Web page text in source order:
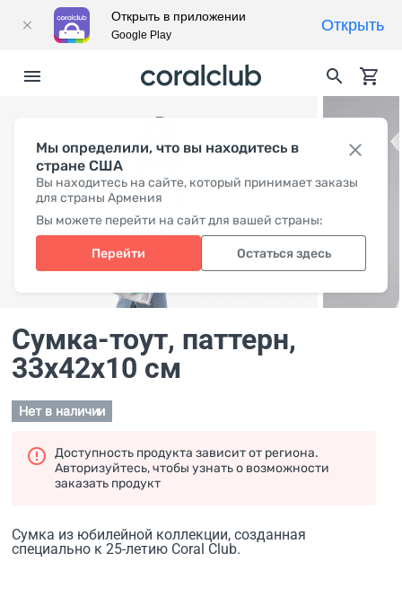
Мы определили, что вы находитесь в
стране США
Вы находитесь на сайте, который принимает заказы
для страны Армения
Вы можете перейти на сайт для вашей страны:
Перейти Остаться здесь
Сумка-тоут, паттерн,
33x42x10 см
Нет в наличии
Сумка из юбилейной коллекции, созданная
специально к 25-летию Coral Club.
Доступность продукта зависит от региона.
Авторизуйтесь, чтобы узнать о возможности
заказать продукт
Открыть в приложении
Google Play
Открыть